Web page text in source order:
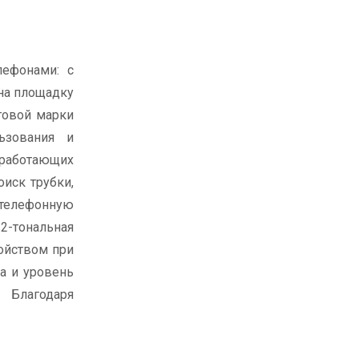
с
площадку
марки
и
трубки,
при
и уровень